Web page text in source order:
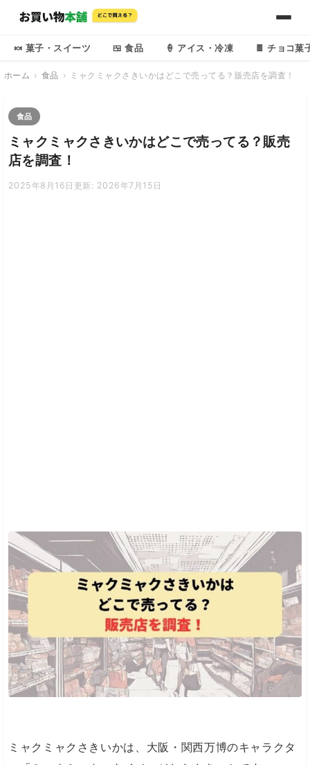
🍬 菓子・スイーツ 🍱 食品 🍦 アイス・冷凍 🍫 チョコ菓
ホーム 食品 ミャクミャクさきいかはどこで売ってる？販売店を調査！
食品
ミャクミャクさきいかはどこで売ってる？販売
店を調査！
2025年8月16日 更新: 2026年7月15日
ミャクミャクさきいかは、大阪・関西万博のキャラクタ